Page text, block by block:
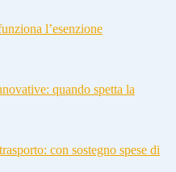
l’esenzione
quando spetta la
con sostegno spese di